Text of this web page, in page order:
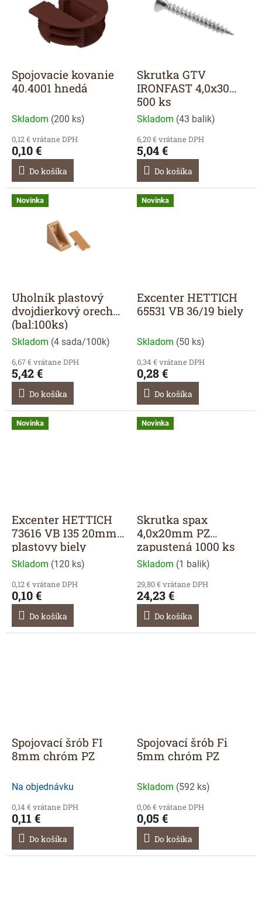
u
v
Spojovacie kovanie
40.4001 hnedá
Skladom (200 ks)
0,12 € vrátane DPH
0,10 €
Do košíka
Skrutka GTV
IRONFAST 4,0x30
500 ks
Skladom (43 balik)
6,20 € vrátane DPH
5,04 €
Do košíka
Novinka
Uholník plastový
dvojdierkový orech
(bal:100ks)
Skladom (4 sada/100k)
6,67 € vrátane DPH
5,42 €
Do košíka
Novinka
Excenter HETTICH
65531 VB 36/19 biely
Skladom (50 ks)
0,34 € vrátane DPH
0,28 €
Do košíka
Novinka
Excenter HETTICH
73616 VB 135 20mm
plastovy biely
Skladom (120 ks)
0,12 € vrátane DPH
0,10 €
Do košíka
Novinka
Skrutka spax
4,0x20mm PZ
zapustená 1000 ks
Skladom (1 balik)
29,80 € vrátane DPH
24,23 €
Do košíka
Spojovací šrób FI
8mm chróm PZ
Na objednávku
0,14 € vrátane DPH
0,11 €
Do košíka
Spojovací šrób Fi
5mm chróm PZ
Skladom (592 ks)
0,06 € vrátane DPH
0,05 €
Do košíka